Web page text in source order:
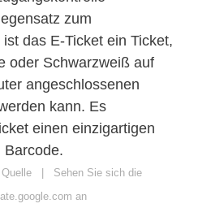
zum
das E-Ticket ein Ticket,
oder Schwarzweiß auf
angeschlossenen
kann. Es
einen einzigartigen
Barcode.
| Sehen Sie sich die
an